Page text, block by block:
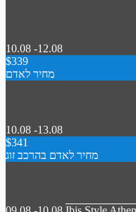
10.08 -12.08
$339
מחיר לאדם
10.08 -13.08
$341
מחיר לאדם בהרכב זוג